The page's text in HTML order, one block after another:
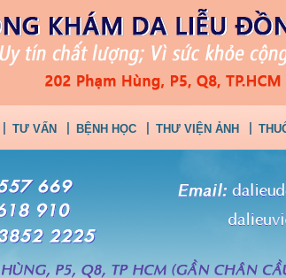
TƯ VẤN BỆNH HỌC THƯ VIỆN ẢNH